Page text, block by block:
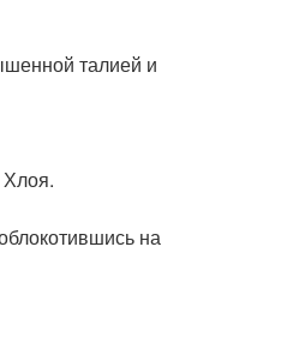
талией и
на